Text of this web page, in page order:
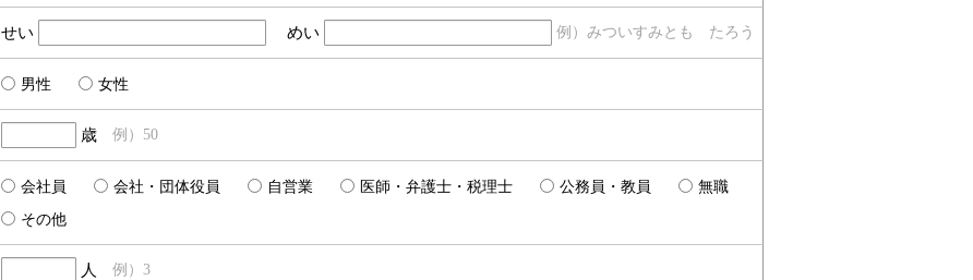
せい めい 例）みついすみとも たろう
男性 女性
歳 例）50
会社員 会社・団体役員 自営業 医師・弁護士・税理士 公務員・教員
無職
その他
人 例）3